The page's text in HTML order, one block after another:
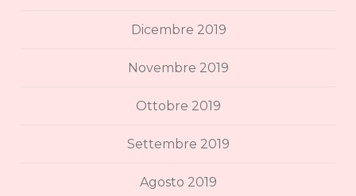
Dicembre 2019
Novembre 2019
Ottobre 2019
Settembre 2019
Agosto 2019